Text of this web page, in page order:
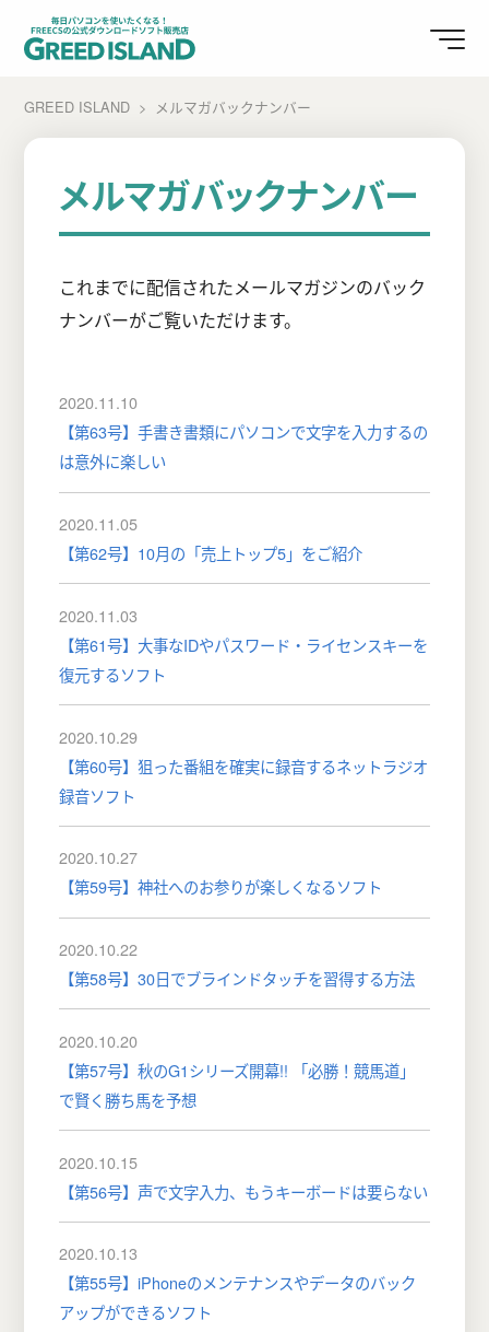
GREED ISLAND メルマガバックナンバー
メルマガバックナンバー
これまでに配信されたメールマガジンのバック
ナンバーがご覧いただけます。
2020.11.10
【第63号】手書き書類にパソコンで文字を入力するの
は意外に楽しい
2020.11.05
【第62号】10月の「売上トップ5」をご紹介
2020.11.03
【第61号】大事なIDやパスワード・ライセンスキーを
復元するソフト
2020.10.29
【第60号】狙った番組を確実に録音するネットラジオ
録音ソフト
2020.10.27
【第59号】神社へのお参りが楽しくなるソフト
2020.10.22
【第58号】30日でブラインドタッチを習得する方法
2020.10.20
【第57号】秋のG1シリーズ開幕!! 「必勝！競馬道」
で賢く勝ち馬を予想
2020.10.15
【第56号】声で文字入力、もうキーボードは要らない
2020.10.13
【第55号】iPhoneのメンテナンスやデータのバック
アップができるソフト